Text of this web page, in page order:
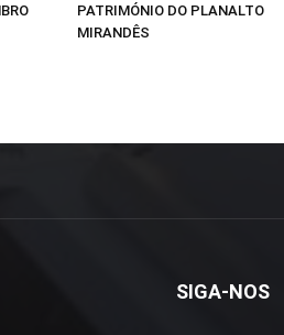
PATRIMÓNIO DO PLANALTO
MIRANDÊS
SIGA-NOS